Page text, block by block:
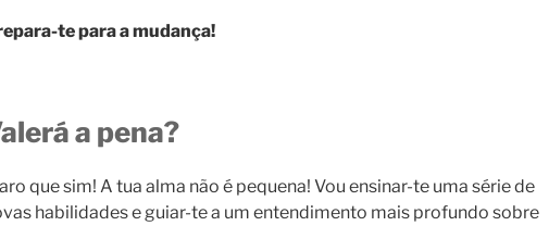
te para a mudança!
a pena?
que sim! A tua alma não é pequena! Vou ensinar-te uma série de
habilidades e guiar-te a um entendimento mais profundo sobre